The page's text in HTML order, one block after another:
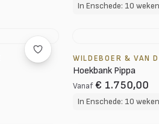
In Enschede: 10 weken
WILDEBOER & VAN
Hoekbank Pippa
Vanaf € 1.750,00
In Enschede: 10 weken